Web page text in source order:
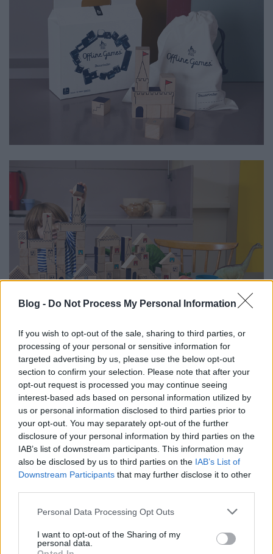
Blog - Do Not Process My Personal Information
If you wish to opt-out of the sale, sharing to third parties, or
processing of your personal or sensitive information for
targeted advertising by us, please use the below opt-out
section to confirm your selection. Please note that after your
opt-out request is processed you may continue seeing
interest-based ads based on personal information utilized by
us or personal information disclosed to third parties prior to
your opt-out. You may separately opt-out of the further
disclosure of your personal information by third parties on the
IAB’s list of downstream participants. This information may
also be disclosed by us to third parties on the IAB’s List of
Downstream Participants that may further disclose it to other
Please note that this website/app uses one or more Google
not limited to your visit or usage behaviour. You may click to
grant or deny consent to Google and its third-party tags to
Personal Data Processing Opt Outs
I want to opt-out of the Sharing of my
personal data.